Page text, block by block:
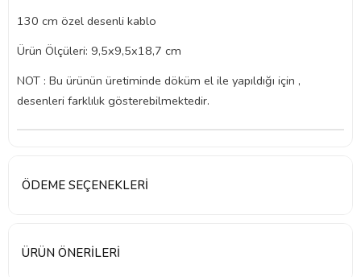
130 cm özel desenli kablo
Ürün Ölçüleri: 9,5x9,5x18,7 cm
NOT : Bu ürünün üretiminde döküm el ile yapıldığı için ,
desenleri farklılık gösterebilmektedir.
ÖDEME SEÇENEKLERI
ÜRÜN ÖNERILERI